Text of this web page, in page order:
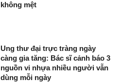
không mệt
Ung thư đại trực tràng ngày
càng gia tăng: Bác sĩ cảnh báo 3
nguồn vi nhựa nhiều người vẫn
dùng mỗi ngày